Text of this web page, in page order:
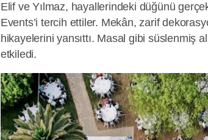
Elif ve Yılmaz, hayallerindeki düğünü
Events’i tercih ettiler. Mekân, zarif
hikayelerini yansıttı. Masal gibi süslenmiş
etkiledi.